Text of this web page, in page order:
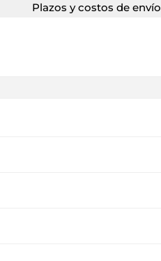
Plazos y costos de envío